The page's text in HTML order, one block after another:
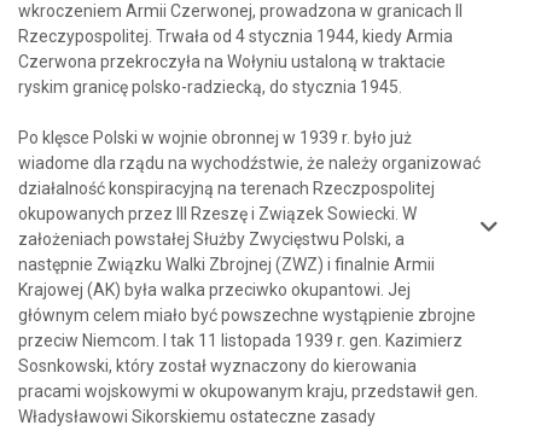
wkroczeniem Armii Czerwonej, prowadzona w granicach II
Rzeczypospolitej. Trwała od 4 stycznia 1944, kiedy Armia
Czerwona przekroczyła na Wołyniu ustaloną w traktacie
ryskim granicę polsko-radziecką, do stycznia 1945.
Po klęsce Polski w wojnie obronnej w 1939 r. było już
wiadome dla rządu na wychodźstwie, że należy organizować
działalność konspiracyjną na terenach Rzeczpospolitej
okupowanych przez III Rzeszę i Związek Sowiecki. W
założeniach powstałej Służby Zwycięstwu Polski, a
następnie Związku Walki Zbrojnej (ZWZ) i finalnie Armii
Krajowej (AK) była walka przeciwko okupantowi. Jej
głównym celem miało być powszechne wystąpienie zbrojne
przeciw Niemcom. I tak 11 listopada 1939 r. gen. Kazimierz
Sosnkowski, który został wyznaczony do kierowania
pracami wojskowymi w okupowanym kraju, przedstawił gen.
Władysławowi Sikorskiemu ostateczne zasady